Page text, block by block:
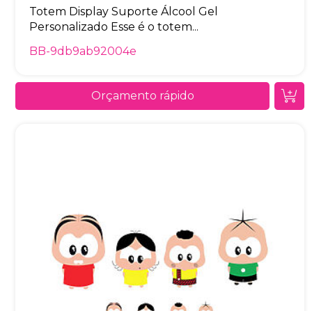
Totem Display Suporte Álcool Gel
Personalizado Esse é o totem...
BB-9db9ab92004e
Orçamento rápido